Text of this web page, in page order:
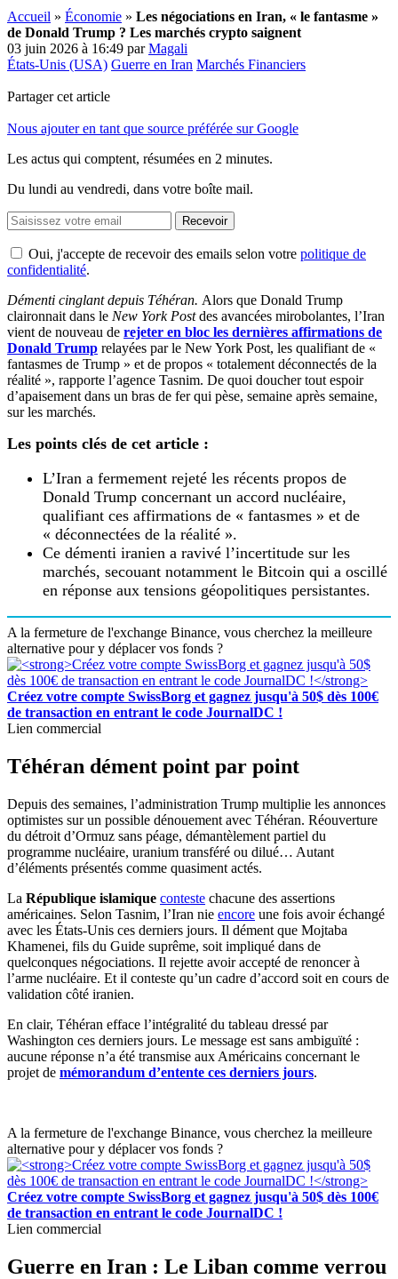
Accueil » Économie » Les négociations en Iran, « le fantasme »
de Donald Trump ? Les marchés crypto saignent
03 juin 2026 à 16:49 parMagali
États-Unis (USA) Guerre en Iran Marchés Financiers
Partager cet article
Nous ajouter en tant que source préférée sur Google
Les actus qui comptent, résumées en 2 minutes.
Du lundi au vendredi, dans votre boîte mail.
Recevoir
Oui, j'accepte de recevoir des emails selon votre politique de
confidentialité.
Démenti cinglant depuis Téhéran. Alors que Donald Trump
claironnait dans le New York Postdes avancées mirobolantes, l’Iran
vient de nouveau de rejeter en bloc les dernières affirmations de
Donald Trump relayées par le New York Post, les qualifiant de «
fantasmes de Trump » et de propos « totalement déconnectés de la
réalité », rapporte l’agence Tasnim. De quoi doucher tout espoir
d’apaisement dans un bras de fer qui pèse, semaine après semaine,
sur les marchés.
Les points clés de cet article :
L’Iran a fermement rejeté les récents propos de
Donald Trump concernant un accord nucléaire,
qualifiant ces affirmations de « fantasmes » et de
« déconnectées de la réalité ».
Ce démenti iranien a ravivé l’incertitude sur les
marchés, secouant notamment le Bitcoin qui a oscillé
en réponse aux tensions géopolitiques persistantes.
A la fermeture de l'exchange Binance, vous cherchez la meilleure
alternative pour y déplacer vos fonds ?
Créez votre compte SwissBorg et gagnez jusqu'à 50$ dès 100€
de transaction en entrant le code JournalDC !
Lien commercial
Téhéran dément point par point
Depuis des semaines, l’administration Trump multiplie les annonces
optimistes sur un possible dénouement avec Téhéran. Réouverture
du détroit d’Ormuz sans péage, démantèlement partiel du
programme nucléaire, uranium transféré ou dilué… Autant
d’éléments présentés comme quasiment actés.
La République islamique conteste chacune des assertions
américaines. Selon Tasnim, l’Iran nie encore une fois avoir échangé
avec les États-Unis ces derniers jours. Il dément que Mojtaba
Khamenei, fils du Guide suprême, soit impliqué dans de
quelconques négociations. Il rejette avoir accepté de renoncer à
l’arme nucléaire. Et il conteste qu’un cadre d’accord soit en cours de
validation côté iranien.
En clair, Téhéran efface l’intégralité du tableau dressé par
Washington ces derniers jours. Le message est sans ambiguïté :
aucune réponse n’a été transmise aux Américains concernant le
projet de mémorandum d’entente ces derniers jours.
A la fermeture de l'exchange Binance, vous cherchez la meilleure
alternative pour y déplacer vos fonds ?
Créez votre compte SwissBorg et gagnez jusqu'à 50$ dès 100€
de transaction en entrant le code JournalDC !
Lien commercial
Guerre en Iran : Le Liban comme verrou